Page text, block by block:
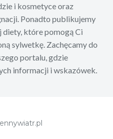
i kosmetyce oraz
Ponadto publikujemy
które pomogą Ci
sylwetkę. Zachęcamy do
portalu, gdzie
informacji i wskazówek.